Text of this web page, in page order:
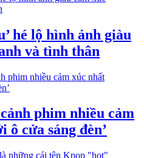
hé lộ hình ảnh giàu
và tình thân
phim nhiều cảm
ô cửa sáng đèn’